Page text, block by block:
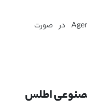
ریسک امنیتی در Agent Mode در صورت
اطلس